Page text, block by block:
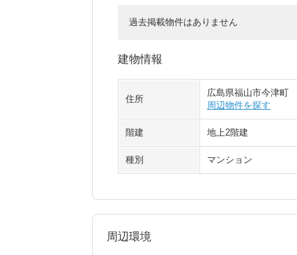
過去掲載物件はありません
建物情報
住所
広島県福山市今津町
周辺物件を探す
階建 地上2階建
種別 マンション
周辺環境